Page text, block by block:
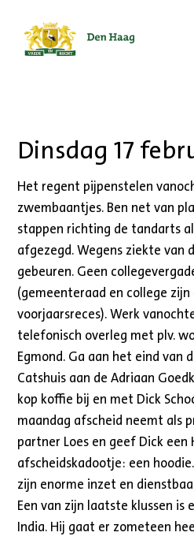
Ga
Dinsdag 17
Het regent pijpenstelen
zwembaantjes. Ben net van
stappen richting de tandarts
afgezegd. Wegens ziekte van
gebeuren. Geen
(gemeenteraad en college zijn
voorjaarsreces). Werk
telefonisch overleg met plv.
Egmond. Ga aan het eind van
Catshuis aan de Adriaan
kop koffie bij en met Dick
maandag afscheid neemt als
partner Loes en geef Dick een
afscheidskadootje: een
zijn enorme inzet en
Een van zijn laatste klussen is
India. Hij gaat er zometeen